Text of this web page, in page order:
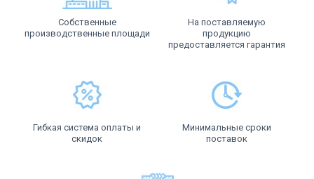
Собственные
производственные площади
На поставляемую
продукцию
предоставляется гарантия
Гибкая система оплаты и
скидок
Минимальные сроки
поставок